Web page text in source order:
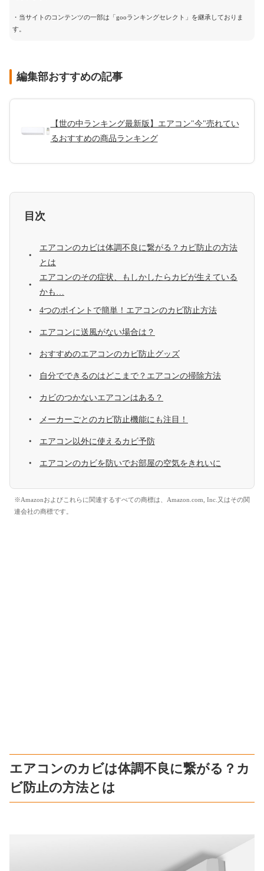
・当サイトのコンテンツの一部は「gooランキングセレクト」を継承しておりま
す。
編集部おすすめの記事
【世の中ランキング最新版】エアコン"今"売れてい
るおすすめの商品ランキング
目次
エアコンのカビは体調不良に繋がる？カビ防止の方法
とは
エアコンのその症状、もしかしたらカビが生えている
かも…
4つのポイントで簡単！エアコンのカビ防止方法
エアコンに送風がない場合は？
おすすめのエアコンのカビ防止グッズ
自分でできるのはどこまで？エアコンの掃除方法
カビのつかないエアコンはある？
メーカーごとのカビ防止機能にも注目！
エアコン以外に使えるカビ予防
エアコンのカビを防いでお部屋の空気をきれいに
※Amazonおよびこれらに関連するすべての商標は、Amazon.com, Inc.又はその関
連会社の商標です。
エアコンのカビは体調不良に繋がる？カ
ビ防止の方法とは